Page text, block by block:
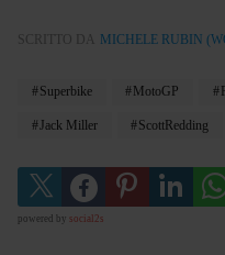
SCRITTO DA MICHELE RUBIN
Superbike MotoGP
Jack Miller ScottRedding
powered by social2s